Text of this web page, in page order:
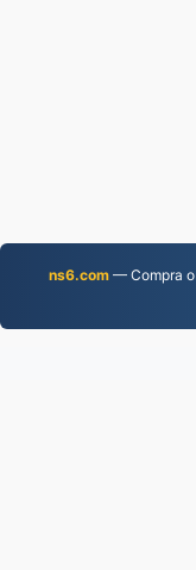
ns6.com— Compra o